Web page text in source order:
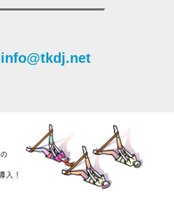
info@tkdj.net